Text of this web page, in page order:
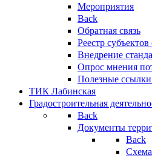
Мероприятия
Back
Обратная связь
Реестр
Внедрение
Опрос мнения
Полезные
ТИК Лабинская
Градостроительная
Back
Документы
Back